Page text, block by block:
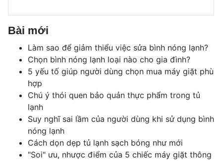
Bài mới
Làm sao để giảm thiểu việc sửa bình nóng lạnh?
Chọn bình nóng lạnh loại nào cho gia đình?
5 yếu tố giúp người dùng chọn mua máy giặt phù
hợp
Chú ý thói quen bảo quản thực phẩm trong tủ
lạnh
Suy nghĩ sai lầm của người dùng khi sử dụng bình
nóng lạnh
Cách dọn dẹp tủ lạnh sạch bóng như mới
"Soi" ưu, nhược điểm của 5 chiếc máy giặt thông